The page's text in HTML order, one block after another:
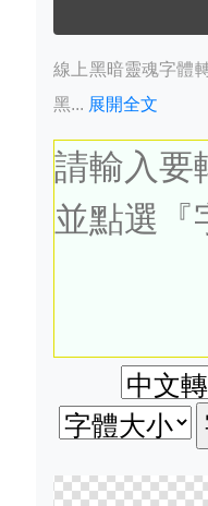
線上黑暗靈魂字體
黑... 展開全文